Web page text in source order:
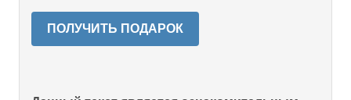
ПОЛУЧИТЬ ПОДАРОК